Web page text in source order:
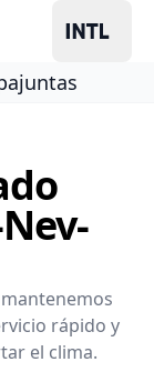
rápido y
el clima.